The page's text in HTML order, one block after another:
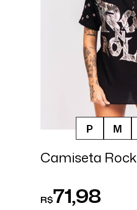
P M
Camiseta
R$71,98